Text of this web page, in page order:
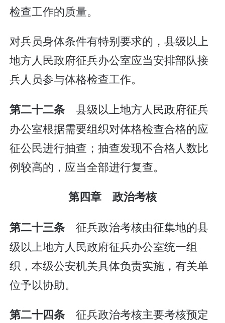
检查工作的质量。
对兵员身体条件有特别要求的，县级以上
地方人民政府征兵办公室应当安排部队接
兵人员参与体格检查工作。
第二十二条 县级以上地方人民政府征兵
办公室根据需要组织对体格检查合格的应
征公民进行抽查；抽查发现不合格人数比
例较高的，应当全部进行复查。
第四章 政治考核
第二十三条 征兵政治考核由征集地的县
级以上地方人民政府征兵办公室统一组
织，本级公安机关具体负责实施，有关单
位予以协助。
第二十四条 征兵政治考核主要考核预定